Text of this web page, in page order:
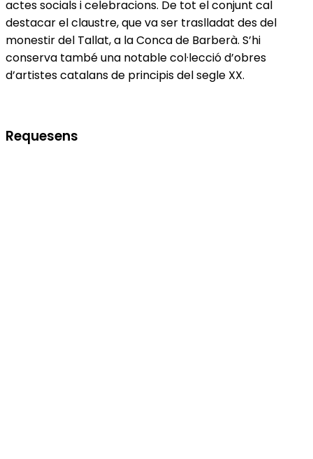
actes socials i celebracions. De tot el conjunt cal
destacar el claustre, que va ser traslladat des del
monestir del Tallat, a la Conca de Barberà. S’hi
conserva també una notable col·lecció d’obres
d’artistes catalans de principis del segle XX.
Requesens